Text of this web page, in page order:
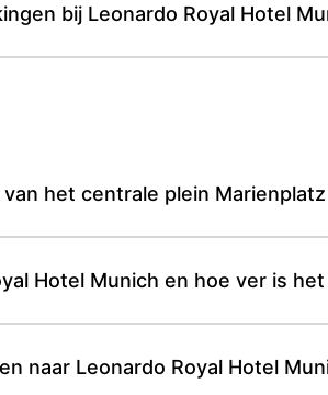
bij Leonardo Royal Hotel
het centrale plein
Hotel Munich en hoe ver is
naar Leonardo Royal Hotel